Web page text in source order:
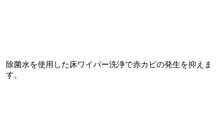
除菌水を使用した床ワイパー洗浄で赤カビの発生を抑えま
す。